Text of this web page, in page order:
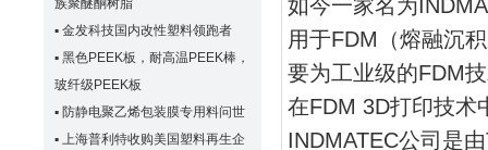
族聚醚酮树脂
▪ 金发科技国内改性塑料领跑者
▪ 黑色PEEK板，耐高温PEEK棒，
玻纤级PEEK板
▪ 防静电聚乙烯包装膜专用料问世
▪ 上海普利特收购美国塑料再生企
如今一家名为
用于FDM（熔融沉
要为工业级的FDM
在FDM 3D打印技术
INDMATEC公司是